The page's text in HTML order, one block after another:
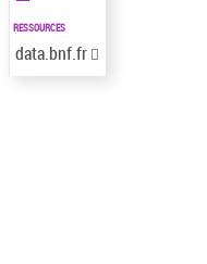
RESSOURCES
data.bnf.fr